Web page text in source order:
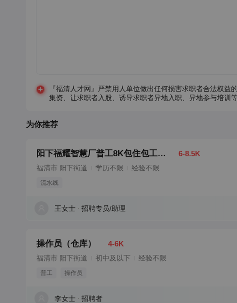
『福清人才网』严禁用人单位做出任何损害求职者合法权
集资、让求职者入股、诱导求职者异地入职、异地参与培训
为你推荐
阳下福耀智慧厂普工8K包住包工作餐 6-8.5K
福清市 阳下街道 学历不限 经验不限
流水线
王女士 招聘专员/助理
操作员（仓库） 4-6K
福清市 阳下街道 初中及以下 经验不限
普工 操作员
李女士 招聘者